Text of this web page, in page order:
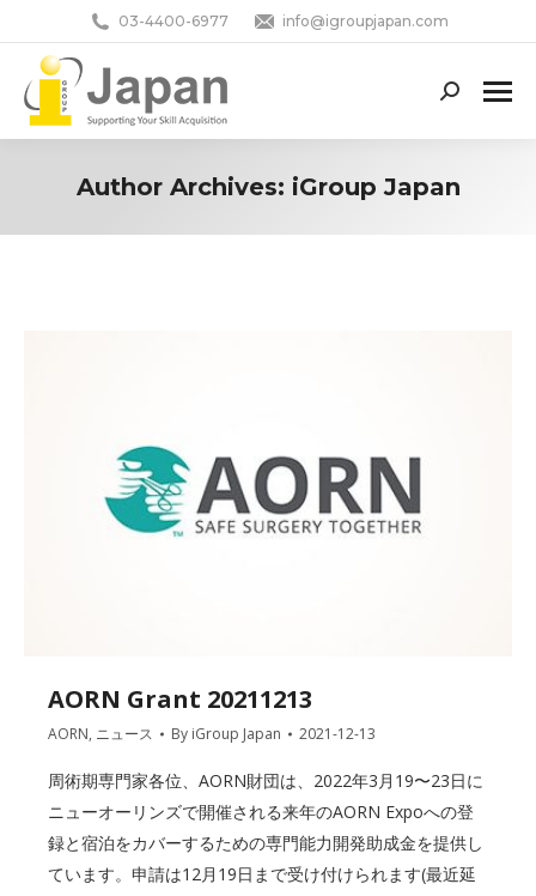
03-4400-6977 info@igroupjapan.com
Search:
Author Archives: iGroup Japan
AORN Grant 20211213
AORN, ニュース By iGroup Japan 2021-12-13
周術期専門家各位、AORN財団は、2022年3月19〜23日に
ニューオーリンズで開催される来年のAORN Expoへの登
録と宿泊をカバーするための専門能力開発助成金を提供し
ています。申請は12月19日まで受け付けられます(最近延